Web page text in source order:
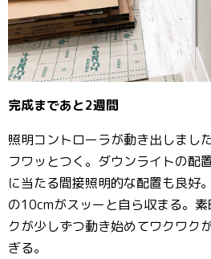
完成まであと2週間
照明コントローラが動き出しまし
フワッとつく。ダウンライトの配
に当たる間接照明的な配置も良好
の10cmがスッーと自ら収まる。
クが少しずつ動き始めてワクワク
ぎる。